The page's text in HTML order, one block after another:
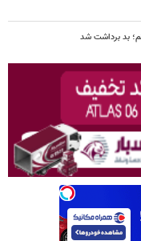
بد برداشت شد